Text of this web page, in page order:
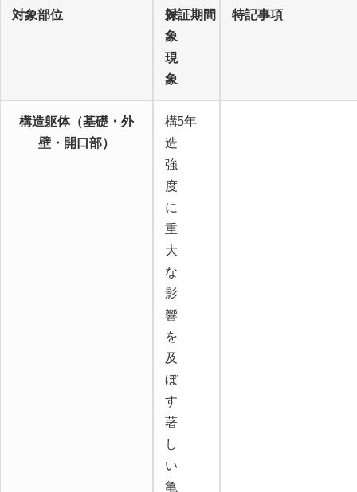
対象部位
対
象
現
象
保証期間 特記事項
構造躯体（基礎・外
壁・開口部）
構
造
強
度
に
重
大
な
影
響
を
及
ぼ
す
著
し
い
亀
5年